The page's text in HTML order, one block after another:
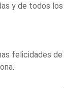
y de todos los
felicidades de